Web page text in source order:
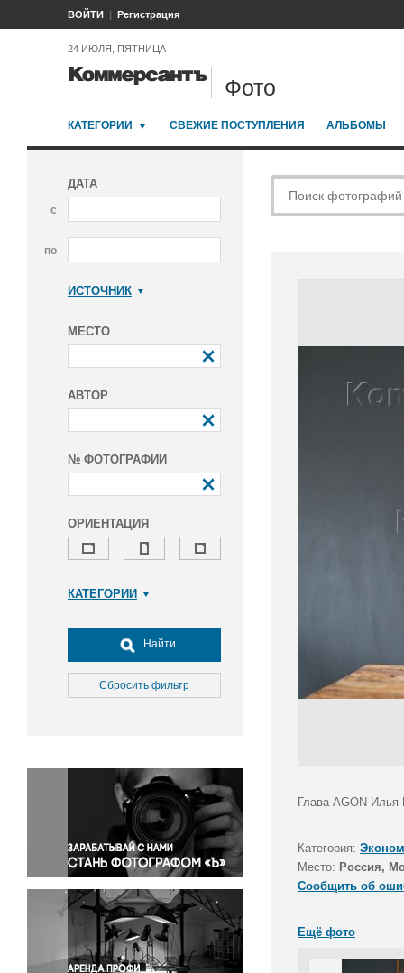
ВОЙТИ Регистрация
24 ИЮЛЯ, ПЯТНИЦА
Фото
КАТЕГОРИИ СВЕЖИЕ ПОСТУПЛЕНИЯ АЛЬБОМЫ
ДАТА
с
по
ИСТОЧНИК
МЕСТО
АВТОР
№ ФОТОГРАФИИ
ОРИЕНТАЦИЯ
КАТЕГОРИИ
Досуг, туризм и отдых
Культура
Медицина
Окружающая среда
Политика
Правосудие
Происшествия и конфликты
Религия
Светская жизнь
Спорт
Экология
Экономика и бизнес
Найти
Сбросить фильтр
Глава AGON
Категория:
Место: Россия,
Сообщить об
Ещё фото